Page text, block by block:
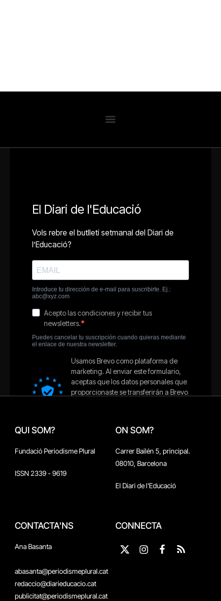
QUI SOM?
Fundació Periodisme Plural
ISSN 2339 - 9619
ON SOM?
Carrer Bailén 5, principal.
08010, Barcelona
El Diari de l'Educació
CONTACTA'NS
Ana Basanta
abasanta@periodismeplural.cat
redaccio@diarieducacio.cat
publicitat@periodismeplural.cat
CONNECTA
X
Instagram
Facebook
RSS